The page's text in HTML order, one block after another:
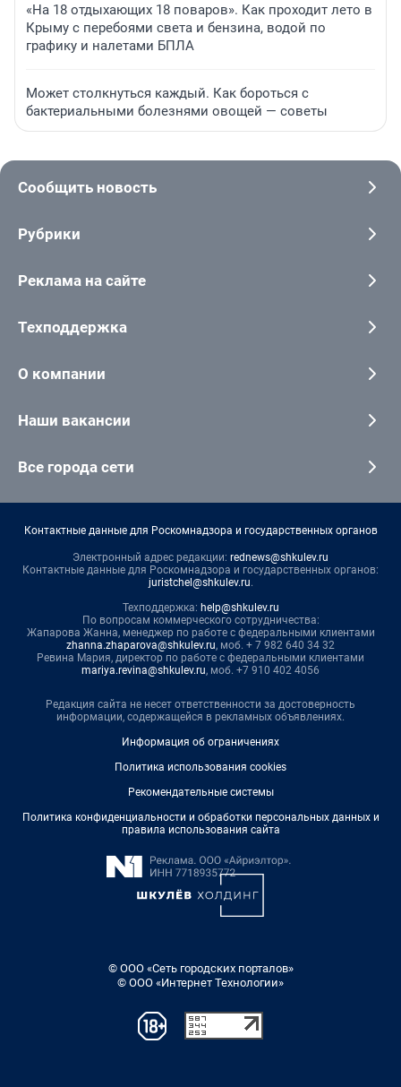
«На 18 отдыхающих 18 поваров». Как проходит лето в
Крыму с перебоями света и бензина, водой по
графику и налетами БПЛА
Может столкнуться каждый. Как бороться с
бактериальными болезнями овощей — советы
Сообщить новость
Рубрики
Реклама на сайте
Техподдержка
О компании
Наши вакансии
Все города сети
Контактные данные для Роскомнадзора и государственных органов
Электронный адрес редакции: rednews@shkulev.ru
Контактные данные для Роскомнадзора и государственных органов:
juristchel@shkulev.ru.
Техподдержка: help@shkulev.ru
По вопросам коммерческого сотрудничества:
Жапарова Жанна, менеджер по работе с федеральными клиентами
zhanna.zhaparova@shkulev.ru, моб. + 7 982 640 34 32
Ревина Мария, директор по работе с федеральными клиентами
mariya.revina@shkulev.ru, моб. +7 910 402 4056
Редакция сайта не несет ответственности за достоверность
информации, содержащейся в рекламных объявлениях.
Информация об ограничениях
Политика использования cookies
Рекомендательные системы
Политика конфиденциальности и обработки персональных данных и
правила использования сайта
© ООО «Сеть городских порталов»
© ООО «Интернет Технологии»